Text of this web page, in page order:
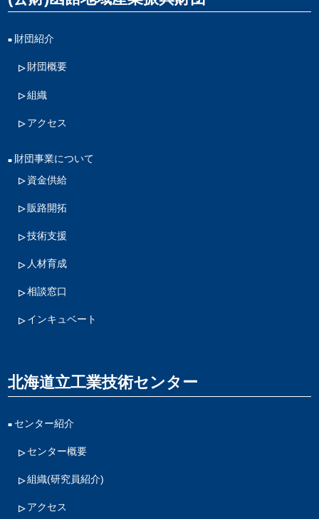
財団紹介
財団概要
組織
アクセス
財団事業について
資金供給
販路開拓
技術支援
人材育成
相談窓口
インキュベート
北海道立工業技術センター
センター紹介
センター概要
組織(研究員紹介)
アクセス